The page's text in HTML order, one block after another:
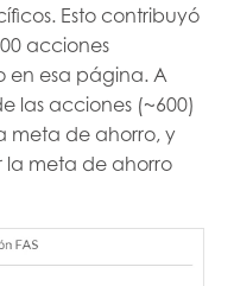
Esto contribuyó
acciones
en esa página. A
las acciones (~600)
meta de ahorro, y
la meta de ahorro